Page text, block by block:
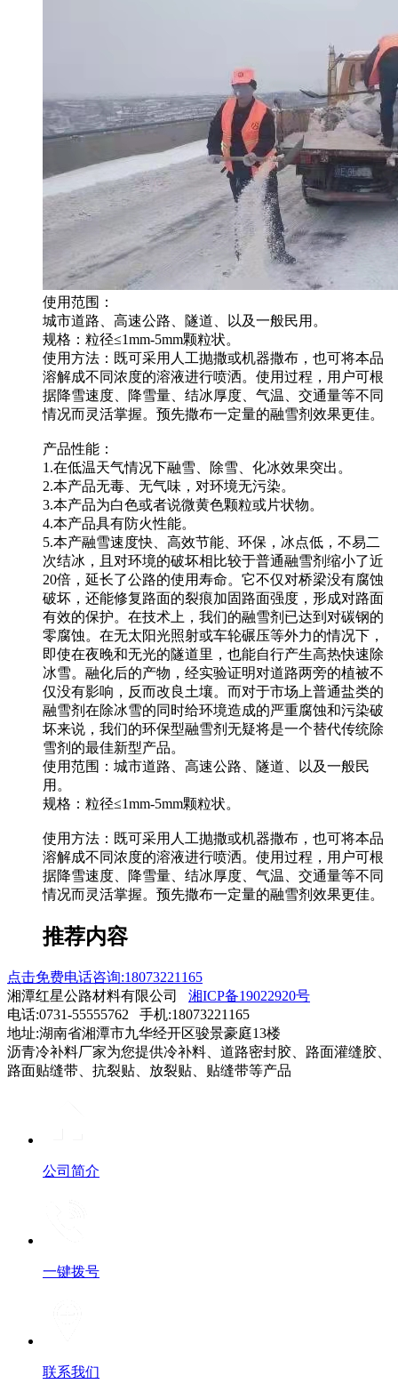
使用范围：
城市道路、高速公路、隧道、以及一般民用。
规格：粒径≤1mm-5mm颗粒状。
使用方法：既可采用人工抛撒或机器撒布，也可将本品
溶解成不同浓度的溶液进行喷洒。使用过程，用户可根
据降雪速度、降雪量、结冰厚度、气温、交通量等不同
情况而灵活掌握。预先撒布一定量的融雪剂效果更佳。
产品性能：
1.在低温天气情况下融雪、除雪、化冰效果突出。
2.本产品无毒、无气味，对环境无污染。
3.本产品为白色或者说微黄色颗粒或片状物。
4.本产品具有防火性能。
5.本产融雪速度快、高效节能、环保，冰点低，不易二
次结冰，且对环境的破坏相比较于普通融雪剂缩小了近
20倍，延长了公路的使用寿命。它不仅对桥梁没有腐蚀
破坏，还能修复路面的裂痕加固路面强度，形成对路面
有效的保护。在技术上，我们的融雪剂已达到对碳钢的
零腐蚀。在无太阳光照射或车轮碾压等外力的情况下，
即使在夜晚和无光的隧道里，也能自行产生高热快速除
冰雪。融化后的产物，经实验证明对道路两旁的植被不
仅没有影响，反而改良土壤。而对于市场上普通盐类的
融雪剂在除冰雪的同时给环境造成的严重腐蚀和污染破
坏来说，我们的环保型融雪剂无疑将是一个替代传统除
雪剂的最佳新型产品。
使用范围：城市道路、高速公路、隧道、以及一般民
用。
规格：粒径≤1mm-5mm颗粒状。
使用方法：既可采用人工抛撒或机器撒布，也可将本品
溶解成不同浓度的溶液进行喷洒。使用过程，用户可根
据降雪速度、降雪量、结冰厚度、气温、交通量等不同
情况而灵活掌握。预先撒布一定量的融雪剂效果更佳。
推荐内容
点击免费电话咨询:18073221165
湘潭红星公路材料有限公司 湘ICP备19022920号
电话:0731-55555762 手机:18073221165
地址:湖南省湘潭市九华经开区骏景豪庭13楼
沥青冷补料厂家为您提供冷补料、道路密封胶、路面灌缝胶、
路面贴缝带、抗裂贴、放裂贴、贴缝带等产品
公司简介
一键拨号
联系我们